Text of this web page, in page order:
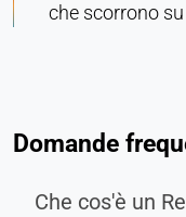
che scorrono
Domande
Che cos'è un